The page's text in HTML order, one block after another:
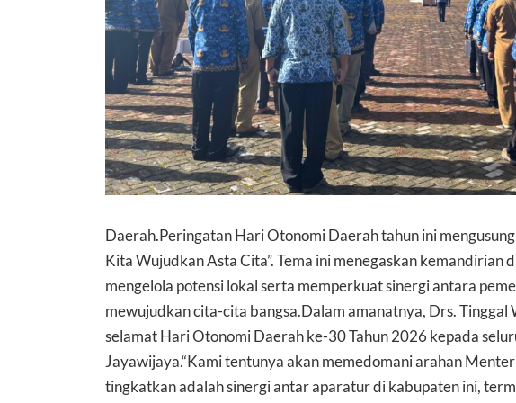
Daerah.Peringatan Hari Otonomi Daerah tahun ini
Kita Wujudkan Asta Cita”. Tema ini menegaskan kemandirian
mengelola potensi lokal serta memperkuat sinergi antara
mewujudkan cita-cita bangsa.Dalam amanatnya, Drs. Tinggal
selamat Hari Otonomi Daerah ke-30 Tahun 2026 kepada
Jayawijaya.“Kami tentunya akan memedomani arahan
tingkatkan adalah sinergi antar aparatur di kabupaten ini,